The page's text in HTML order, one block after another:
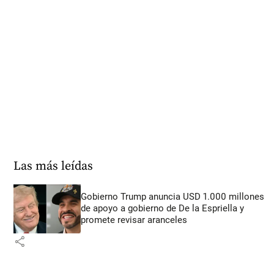
Las más leídas
Gobierno Trump anuncia USD 1.000 millones
de apoyo a gobierno de De la Espriella y
promete revisar aranceles
share